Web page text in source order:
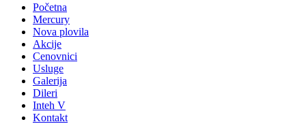
Početna
Mercury
Nova plovila
Akcije
Cenovnici
Usluge
Galerija
Dileri
Inteh V
Kontakt